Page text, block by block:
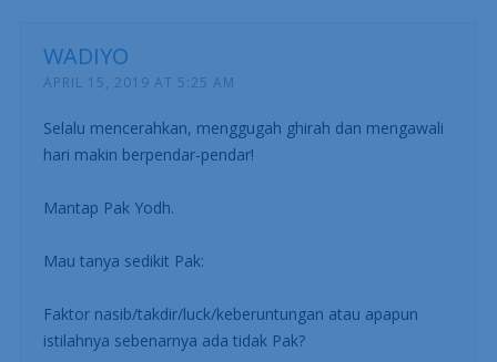
WADIYO
APRIL 15, 2019 AT 5:25 AM
Selalu mencerahkan, menggugah ghirah dan mengawali
hari makin berpendar-pendar!
Mantap Pak Yodh.
Mau tanya sedikit Pak:
Faktor nasib/takdir/luck/keberuntungan atau apapun
istilahnya sebenarnya ada tidak Pak?